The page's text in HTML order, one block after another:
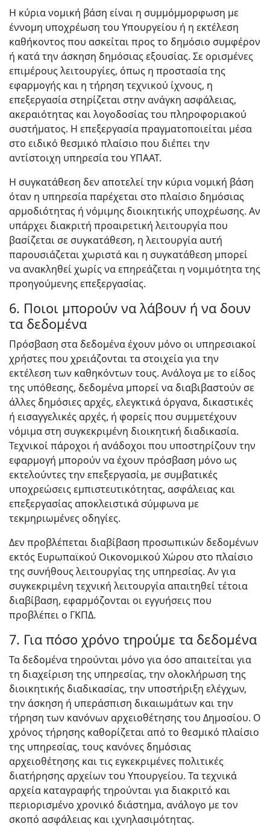
Η κύρια νομική βάση είναι η συμμόμμορφωση με
έννομη υποχρέωση του Υπουργείου ή η εκτέλεση
καθήκοντος που ασκείται προς το δημόσιο συμφέρον
ή κατά την άσκηση δημόσιας εξουσίας. Σε ορισμένες
επιμέρους λειτουργίες, όπως η προστασία της
εφαρμογής και η τήρηση τεχνικού ίχνους, η
επεξεργασία στηρίζεται στην ανάγκη ασφάλειας,
ακεραιότητας και λογοδοσίας του πληροφοριακού
συστήματος. Η επεξεργασία πραγματοποιείται μέσα
στο ειδικό θεσμικό πλαίσιο που διέπει την
αντίστοιχη υπηρεσία του ΥΠΑΑΤ.
Η συγκατάθεση δεν αποτελεί την κύρια νομική βάση
όταν η υπηρεσία παρέχεται στο πλαίσιο δημόσιας
αρμοδιότητας ή νόμιμης διοικητικής υποχρέωσης. Αν
υπάρχει διακριτή προαιρετική λειτουργία που
βασίζεται σε συγκατάθεση, η λειτουργία αυτή
παρουσιάζεται χωριστά και η συγκατάθεση μπορεί
να ανακληθεί χωρίς να επηρεάζεται η νομιμότητα της
προηγούμενης επεξεργασίας.
6. Ποιοι μπορούν να λάβουν ή να δουν
τα δεδομένα
Πρόσβαση στα δεδομένα έχουν μόνο οι υπηρεσιακοί
χρήστες που χρειάζονται τα στοιχεία για την
εκτέλεση των καθηκόντων τους. Ανάλογα με το είδος
της υπόθεσης, δεδομένα μπορεί να διαβιβαστούν σε
άλλες δημόσιες αρχές, ελεγκτικά όργανα, δικαστικές
ή εισαγγελικές αρχές, ή φορείς που συμμετέχουν
νόμιμα στη συγκεκριμένη διοικητική διαδικασία.
Τεχνικοί πάροχοι ή ανάδοχοι που υποστηρίζουν την
εφαρμογή μπορούν να έχουν πρόσβαση μόνο ως
εκτελούντες την επεξεργασία, με συμβατικές
υποχρεώσεις εμπιστευτικότητας, ασφάλειας και
επεξεργασίας αποκλειστικά σύμφωνα με
τεκμηριωμένες οδηγίες.
Δεν προβλέπεται διαβίβαση προσωπικών δεδομένων
εκτός Ευρωπαϊκού Οικονομικού Χώρου στο πλαίσιο
της συνήθους λειτουργίας της υπηρεσίας. Αν για
συγκεκριμένη τεχνική λειτουργία απαιτηθεί τέτοια
διαβίβαση, εφαρμόζονται οι εγγυήσεις που
προβλέπει ο ΓΚΠΔ.
7. Για πόσο χρόνο τηρούμε τα δεδομένα
Τα δεδομένα τηρούνται μόνο για όσο απαιτείται για
τη διαχείριση της υπηρεσίας, την ολοκλήρωση της
διοικητικής διαδικασίας, την υποστήριξη ελέγχων,
την άσκηση ή υπεράσπιση δικαιωμάτων και την
τήρηση των κανόνων αρχειοθέτησης του Δημοσίου. Ο
χρόνος τήρησης καθορίζεται από το θεσμικό πλαίσιο
της υπηρεσίας, τους κανόνες δημόσιας
αρχειοθέτησης και τις εγκεκριμένες πολιτικές
διατήρησης αρχείων του Υπουργείου. Τα τεχνικά
αρχεία καταγραφής τηρούνται για διακριτό και
περιορισμένο χρονικό διάστημα, ανάλογο με τον
σκοπό ασφάλειας και ιχνηλασιμότητας.